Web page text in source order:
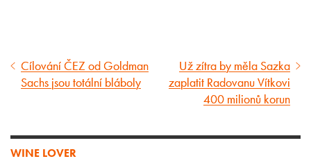
Předcházející
článek
Cílování ČEZ od Goldman
Sachs jsou totální bláboly
Následující
článek
Už zítra by měla Sazka
zaplatit Radovanu Vítkovi
400 milionů korun
WINE LOVER